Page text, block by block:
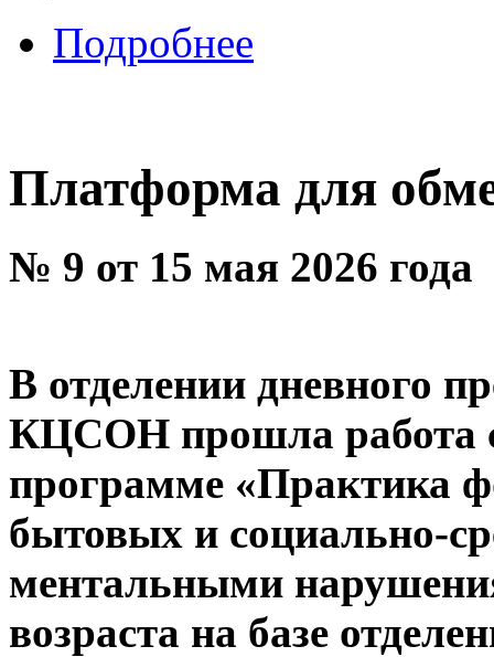
Подробнее
Платформа для
№ 9 от 15 мая 2026 года
В отделении дневного
КЦСОН прошла работа
программе «Практика
бытовых и социально-
ментальными
возраста на базе